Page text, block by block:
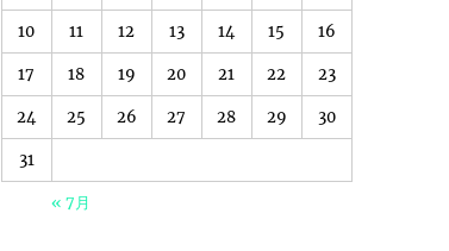
10 11 12 13 14 15 16
17 18 19 20 21 22 23
24 25 26 27 28 29 30
31
« 7月